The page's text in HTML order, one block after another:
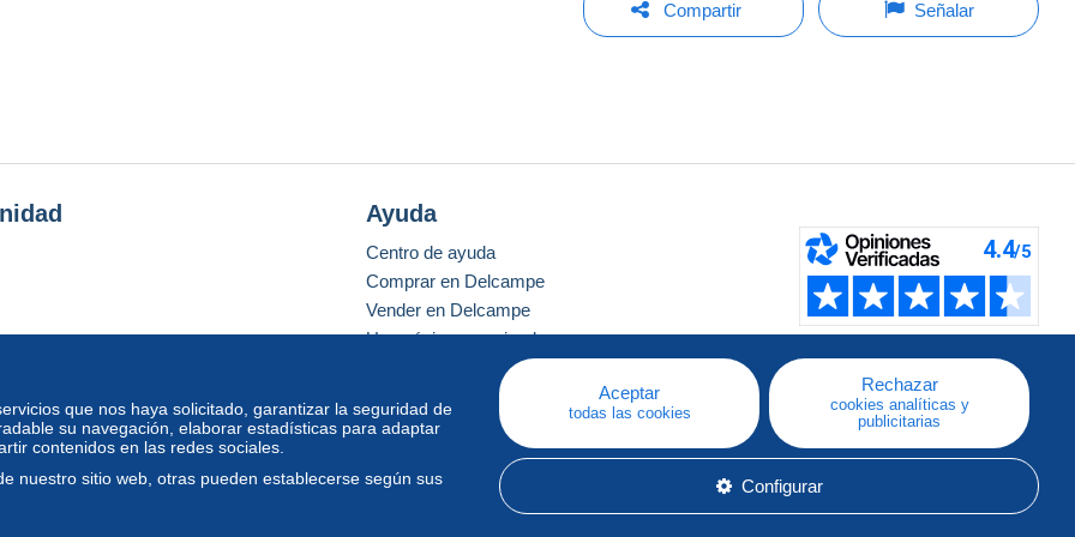
Compartir Señalar
que nos haya solicitado, garantizar la seguridad de
su navegación, elaborar estadísticas para adaptar
contenidos en las redes sociales.
nuestro sitio web, otras pueden establecerse según sus
Aceptar
todas las cookies
Rechazar
cookies analíticas y
publicitarias
Configurar
Ayuda
Centro de ayuda
Comprar en Delcampe
Vender en Delcampe
Una página securizada
estándar